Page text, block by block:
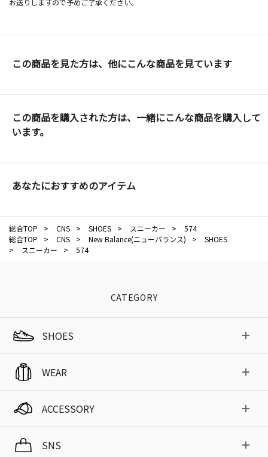
この商品を見た方は、他にこんな商品を見ています
この商品を購入された方は、一緒にこんな商品を購入して
います。
あなたにおすすめのアイテム
総合TOP > CNS > SHOES > スニーカー >
574
総合TOP
> CNS > New Balance(ニューバランス) >
SHOES
>
スニーカー > 574
CATEGORY
SHOES
WEAR
ACCESSORY
SNS